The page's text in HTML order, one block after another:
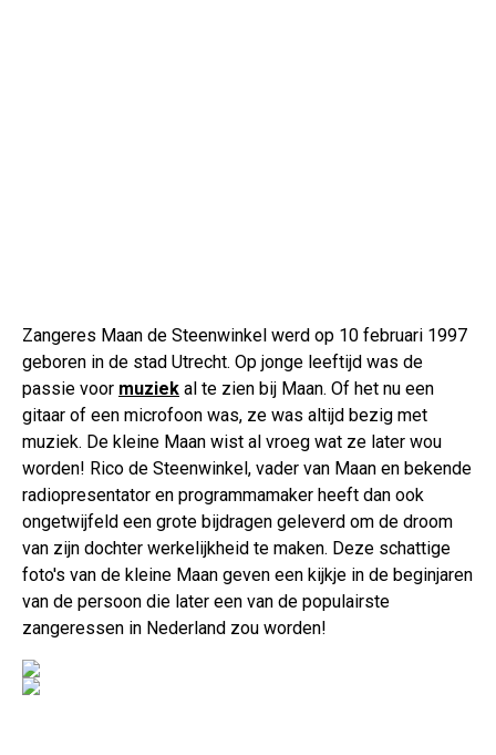
Zangeres Maan de Steenwinkel werd op 10 februari 1997
geboren in de stad Utrecht. Op jonge leeftijd was de
passie voor muziek al te zien bij Maan. Of het nu een
gitaar of een microfoon was, ze was altijd bezig met
muziek. De kleine Maan wist al vroeg wat ze later wou
worden! Rico de Steenwinkel, vader van Maan en bekende
radiopresentator en programmamaker heeft dan ook
ongetwijfeld een grote bijdragen geleverd om de droom
van zijn dochter werkelijkheid te maken. Deze schattige
foto's van de kleine Maan geven een kijkje in de beginjaren
van de persoon die later een van de populairste
zangeressen in Nederland zou worden!